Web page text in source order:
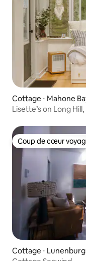
Cottage ⋅ Mahone
Lisette’s on Long
Coup de cœur
Coup de cœur
Cottage ⋅ Lunenburg